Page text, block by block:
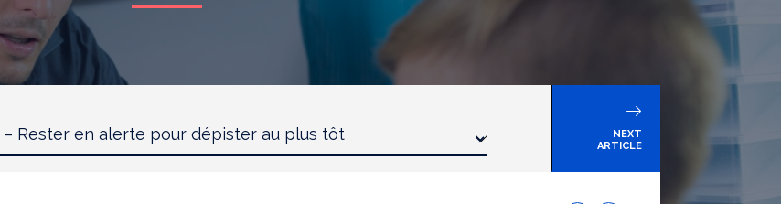
NEXT
ARTICLE